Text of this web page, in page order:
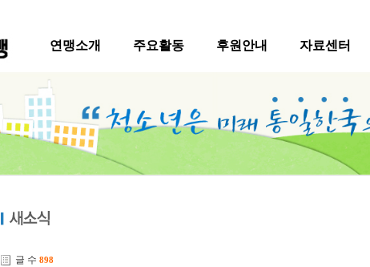
연맹소개 주요활동 후원안내 자료센터
글 수 898